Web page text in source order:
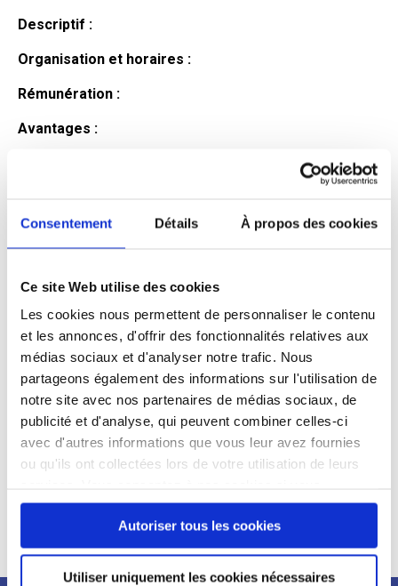
Consentement Détails À propos des cookies
Ce site Web utilise des cookies
Les cookies nous permettent de personnaliser le contenu
et les annonces, d'offrir des fonctionnalités relatives aux
médias sociaux et d'analyser notre trafic. Nous
partageons également des informations sur l'utilisation de
notre site avec nos partenaires de médias sociaux, de
publicité et d'analyse, qui peuvent combiner celles-ci
avec d'autres informations que vous leur avez fournies
ou qu'ils ont collectées lors de votre utilisation de leurs
continuez à utiliser notre site Web.
Autoriser tous les cookies
Utiliser uniquement les cookies nécessaires
Descriptif :
Organisation et horaires :
Rémunération :
Avantages :
candidat
Qualifications et diplômes :
Profil recherché :
Expérience :
Processus
de
recrutement